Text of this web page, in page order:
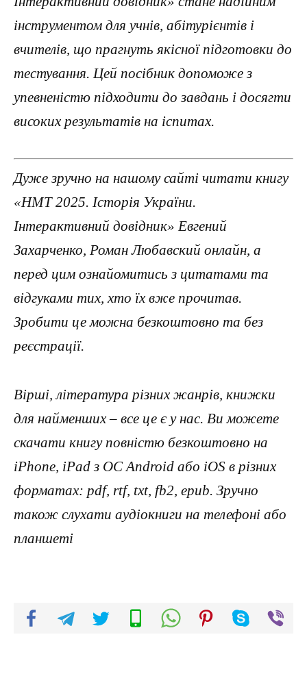
інструментом для учнів, абітурієнтів і
вчителів, що прагнуть якісної підготовки до
тестування. Цей посібник допоможе з
упевненістю підходити до завдань і досягти
високих результатів на іспитах.
Дуже зручно на нашому сайті читати книгу
«НМТ 2025. Історія України.
Інтерактивний довідник» Евгений
Захарченко, Роман Любавский онлайн, а
перед цим ознайомитись з цитатами та
відгуками тих, хто їх вже прочитав.
Зробити це можна безкоштовно та без
реєстрації.
Вірші, література різних жанрів, книжки
для найменших – все це є у нас. Ви можете
скачати книгу повністю безкоштовно на
iPhone, iPad з ОС Android або iOS в різних
форматах: pdf, rtf, txt, fb2, epub. Зручно
також слухати аудіокниги на телефоні або
планшеті